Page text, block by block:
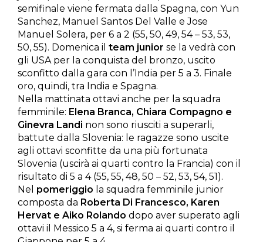
semifinale viene fermata dalla Spagna, con Yun
Sanchez, Manuel Santos Del Valle e Jose
Manuel Solera, per 6 a 2 (55, 50, 49, 54 – 53, 53,
50, 55). Domenica il team junior se la vedrà con
gli USA per la conquista del bronzo, uscito
sconfitto dalla gara con l’India per 5 a 3. Finale
oro, quindi, tra India e Spagna.
Nella mattinata ottavi anche per la squadra
femminile: Elena Branca, Chiara Compagno e
Ginevra Landi non sono riusciti a superarli,
battute dalla Slovenia: le ragazze sono uscite
agli ottavi sconfitte da una più fortunata
Slovenia (uscirà ai quarti contro la Francia) con il
risultato di 5 a 4 (55, 55, 48, 50 – 52, 53, 54, 51).
Nel pomeriggio la squadra femminile junior
composta da Roberta Di Francesco, Karen
Hervat e Aiko Rolando dopo aver superato agli
ottavi il Messico 5 a 4, si ferma ai quarti contro il